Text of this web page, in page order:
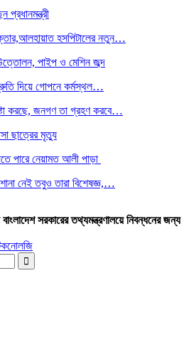
প্রধানমন্ত্রী
হসপিটালের নতুন…
পাইপ ও মেশিন জব্দ
দিয়ে গোপনে কর্মস্থল…
করছে, জনগণ তা গ্রহণ করবে…
ছাত্রের মৃত্যু
পারে নেয়ামত আলী পাড়া
নেই তবুও তারা বিশেষজ্ঞ,…
সরকারের তথ্যমন্ত্রণালয়ে নিবন্ধনের জন্য